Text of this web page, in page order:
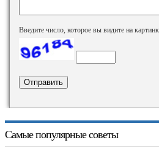
Введите число, которое вы видите на
Самые популярные советы